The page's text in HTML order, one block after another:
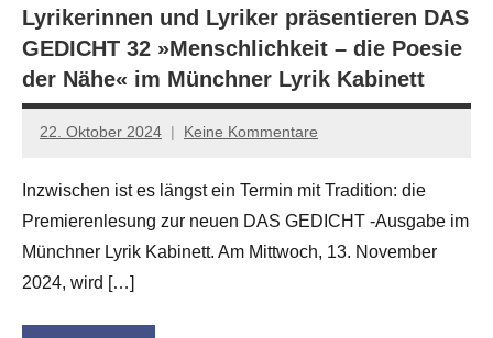
Lyrikerinnen und Lyriker präsentieren DAS
GEDICHT 32 »Menschlichkeit – die Poesie
der Nähe« im Münchner Lyrik Kabinett
22. Oktober 2024
Jan-
Hornauer
für
dasgedichtblog
Keine Kommentare
Inzwischen ist es längst ein Termin mit Tradition: die
Premierenlesung zur neuen DAS GEDICHT -Ausgabe im
Münchner Lyrik Kabinett. Am Mittwoch, 13. November
2024, wird […]